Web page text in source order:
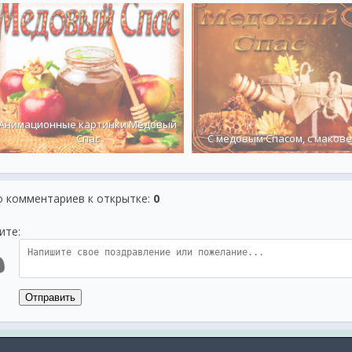
картинки Медовый
Спас
С медовым Спасом, с
комментариев к открытке: 0
Отправить